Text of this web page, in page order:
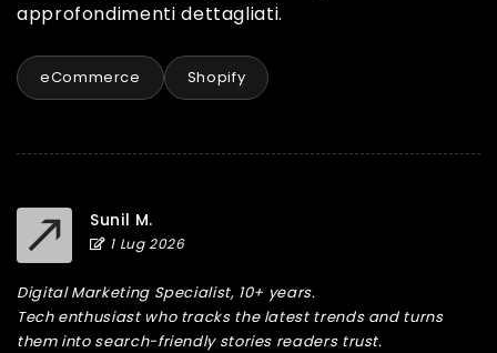
approfondimenti dettagliati.
eCommerce Shopify
Sunil M.
1 Lug 2026
Digital Marketing Specialist, 10+ years.
Tech enthusiast who tracks the latest trends and turns
them into search-friendly stories readers trust.